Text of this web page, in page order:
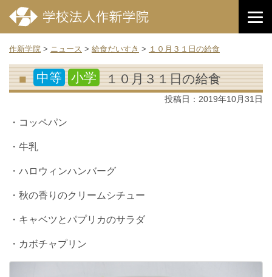
作新学院 > ニュース > 給食だいすき > １０月３１日の給食
中等 小学 １０月３１日の給食
投稿日： 2019年10月31日
・コッペパン
・牛乳
・ハロウィンハンバーグ
・秋の香りのクリームシチュー
・キャベツとパプリカのサラダ
・カボチャプリン